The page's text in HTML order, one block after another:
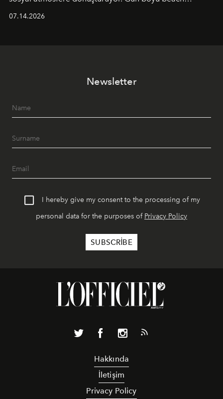
geceye taşıyarak her hafta farklı bir deneyim sunuyor.
07.14.2026
Newsletter
I hereby give my consent to the processing of my
personal data for the purposes of Privacy Policy
Hakkında
İletişim
Privacy Policy